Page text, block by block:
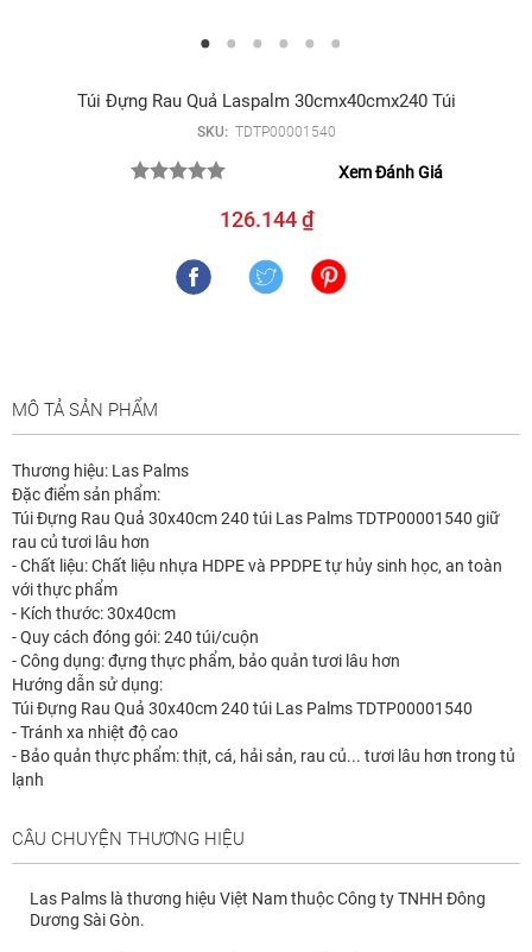
Túi Đựng Rau Quả Laspalm 30cmx40cmx240 Túi
SKU: TDTP00001540
Xem Đánh Giá
126.144 ₫
MÔ TẢ SẢN PHẨM
Thương hiệu: Las Palms
Đặc điểm sản phẩm:
Túi Đựng Rau Quả 30x40cm 240 túi Las Palms TDTP00001540 giữ
rau củ tươi lâu hơn
- Chất liệu: Chất liệu nhựa HDPE và PPDPE tự hủy sinh học, an toàn
với thực phẩm
- Kích thước: 30x40cm
- Quy cách đóng gói: 240 túi/cuộn
- Công dụng: đựng thực phẩm, bảo quản tươi lâu hơn
Hướng dẫn sử dụng:
Túi Đựng Rau Quả 30x40cm 240 túi Las Palms TDTP00001540
- Tránh xa nhiệt độ cao
- Bảo quản thực phẩm: thịt, cá, hải sản, rau củ... tươi lâu hơn trong tủ
lạnh
CÂU CHUYỆN THƯƠNG HIỆU
Las Palms là thương hiệu Việt Nam thuộc Công ty TNHH Đông
Dương Sài Gòn.